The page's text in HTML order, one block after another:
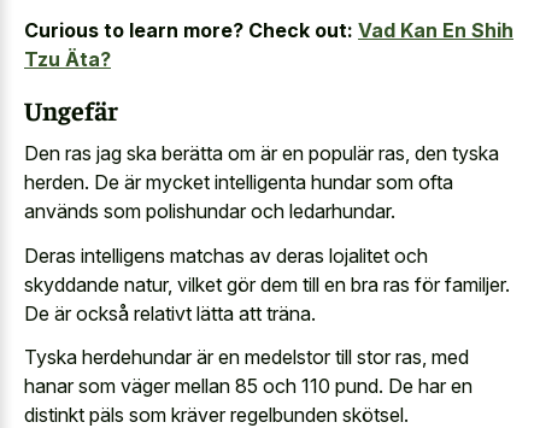
Curious to learn more? Check out: Vad Kan En Shih
Tzu Äta?
Ungefär
Den ras jag ska berätta om är en populär ras, den tyska
herden. De är mycket intelligenta hundar som ofta
används som polishundar och ledarhundar.
Deras intelligens matchas av deras lojalitet och
skyddande natur, vilket gör dem till en bra ras för familjer.
De är också relativt lätta att träna.
Tyska herdehundar är en medelstor till stor ras, med
hanar som väger mellan 85 och 110 pund. De har en
distinkt päls som kräver regelbunden skötsel.